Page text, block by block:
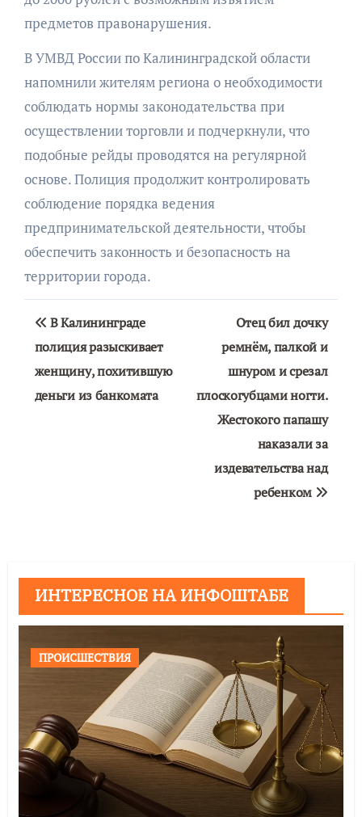
предметов правонарушения.
В УМВД России по Калининградской области
напомнили жителям региона о необходимости
соблюдать нормы законодательства при
осуществлении торговли и подчеркнули, что
подобные рейды проводятся на регулярной
основе. Полиция продолжит контролировать
соблюдение порядка ведения
предпринимательской деятельности, чтобы
обеспечить законность и безопасность на
территории города.
Навигация
по
записям
В Калининграде
полиция разыскивает
женщину, похитившую
деньги из банкомата
Отец бил дочку
ремнём, палкой и
шнуром и срезал
плоскогубцами ногти.
Жестокого папашу
наказали за
издевательства над
ребенком
ИНТЕРЕСНОЕ НА ИНФОШТАБЕ
ПРОИСШЕСТВИЯ